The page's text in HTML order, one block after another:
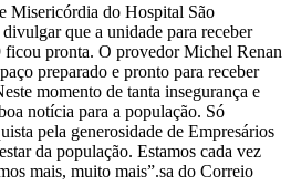
Misericórdia do Hospital São
que a unidade para receber
ficou pronta. O provedor Michel Renan
preparado e pronto para receber
momento de tanta insegurança e
notícia para a população. Só
pela generosidade de Empresários
da população. Estamos cada vez
mais, muito mais”.sa do Correio